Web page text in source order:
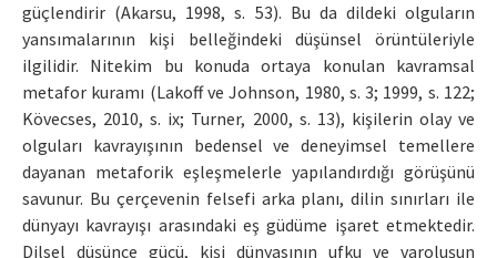
güçlendirir (Akarsu, 1998, s. 53). Bu da dildeki olguların
yansımalarının kişi belleğindeki düşünsel örüntüleriyle
ilgilidir. Nitekim bu konuda ortaya konulan kavramsal
metafor kuramı (Lakoff ve Johnson, 1980, s. 3; 1999, s. 122;
Kövecses, 2010, s. ix; Turner, 2000, s. 13), kişilerin olay ve
olguları kavrayışının bedensel ve deneyimsel temellere
dayanan metaforik eşleşmelerle yapılandırdığı görüşünü
savunur. Bu çerçevenin felsefi arka planı, dilin sınırları ile
dünyayı kavrayışı arasındaki eş güdüme işaret etmektedir.
Dilsel düşünce gücü, kişi dünyasının ufku ve varoluşun